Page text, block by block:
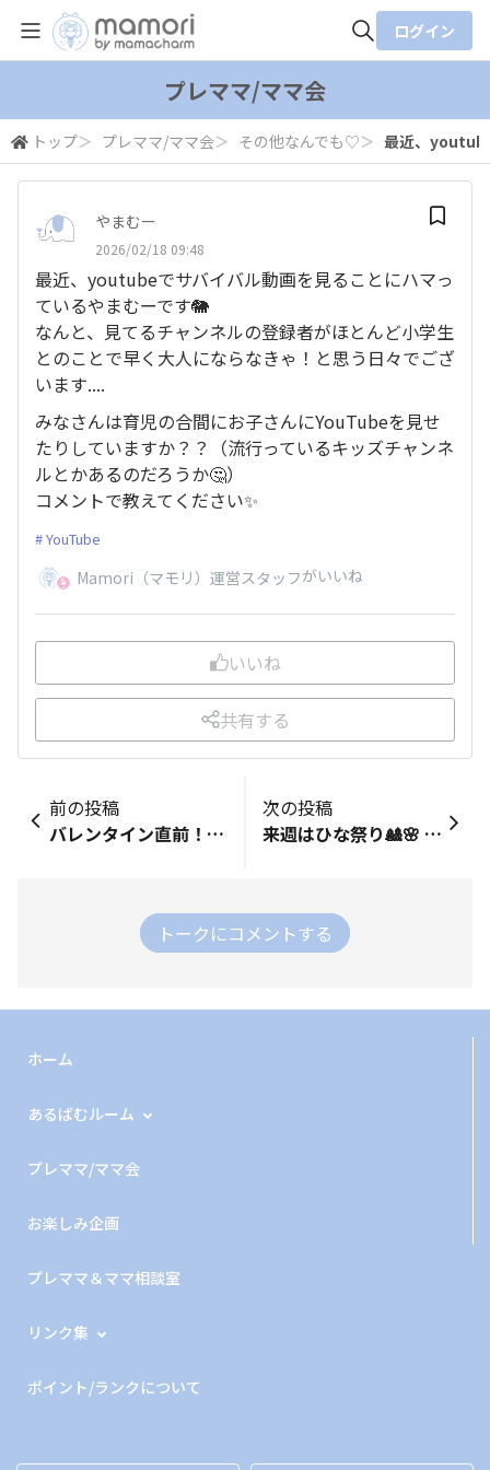
検索
ログイン
プレママ/ママ会
トップ＞ プレママ/ママ会＞ その他なんでも♡＞ 最近、
やまむー
2026/02/18 09:48
最近、youtubeでサバイバル動画を見ることにハマっ
ているやまむーです🐘
なんと、見てるチャンネルの登録者がほとんど小学生
とのことで早く大人にならなきゃ！と思う日々でござ
います....
みなさんは育児の合間にお子さんにYouTubeを見せ
たりしていますか？？（流行っているキッズチャンネ
ルとかあるのだろうか🤔）
コメントで教えてください✨
YouTube
Mamori（マモリ）運営スタッフがいいね
いいね
共有する
前の投稿
バレンタイン直前！🍫💕 みなさんはお子さんや旦那さんにチョコを渡す予定はありますか？？私の友人はチョコ入りたこ焼きパーティをするとかしないとか、、、笑 ぜひみなさんのご予定もコメントでお聞かせください✨
次の投稿
来週はひな祭り🎎🌸 みなさんのお家では、ひな人形を飾りますか？✨ 我が家は妹がいるので、実家では毎年この時期になるとひな人形が飾られていました😊 飾る派ですか？それとも出さない派？ ぜひコメントで教えてください👇
トークにコメントする
ホーム
あるばむルーム
プレママ/ママ会
お楽しみ企画
プレママ＆ママ相談室
リンク集
ポイント/ランクについて